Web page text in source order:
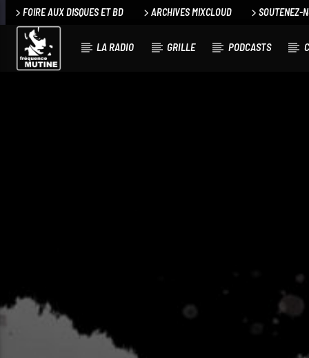
FOIRE AUX DISQUES ET BD ARCHIVES MIXCLOUD SOUTENEZ-
LA RADIO GRILLE PODCASTS